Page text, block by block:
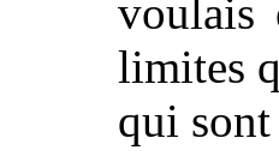
voulais
limites
qui